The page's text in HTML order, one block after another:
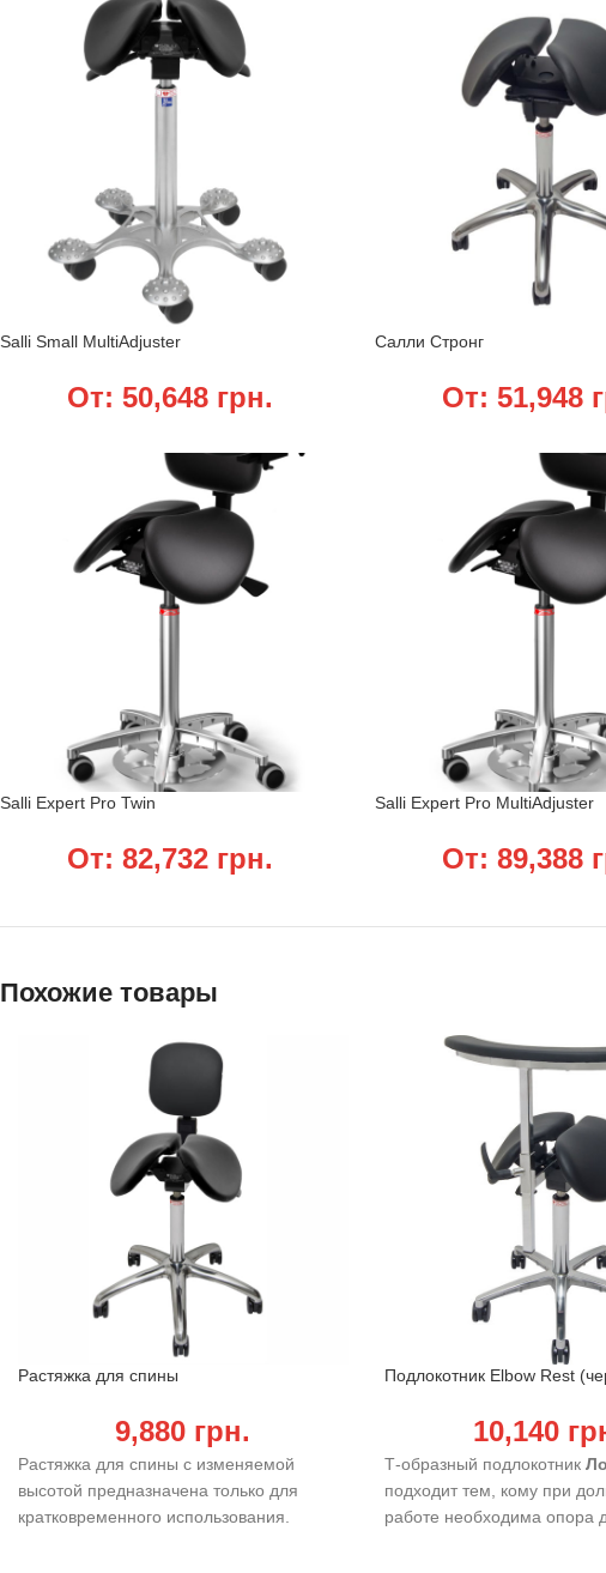
Salli Small MultiAdjuster
От: 50,648 грн.
Салли Стронг
От: 51,948
Salli Expert Pro Twin
От: 82,732 грн.
Salli Expert Pro MultiAdjuster
От: 89,388
Похожие товары
Растяжка для спины
9,880 грн.
Растяжка для спины с изменяемой
высотой предназначена только для
кратковременного использования.
Подлокотник Elbow Rest
10,140
Т-образный подлокотник
подходит тем, кому при
работе необходима опора